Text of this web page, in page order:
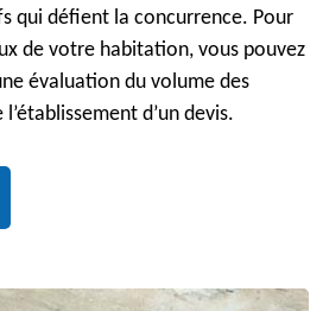
qui défient la concurrence. Pour
de votre habitation, vous pouvez
évaluation du volume des
d’un devis.